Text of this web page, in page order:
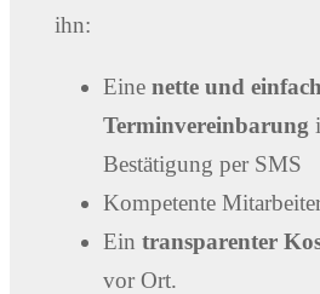
ihn:
Einenette und
Terminvereinbarung
Bestätigung per SMS
Kompetente
Ein transparenter
vor Ort.